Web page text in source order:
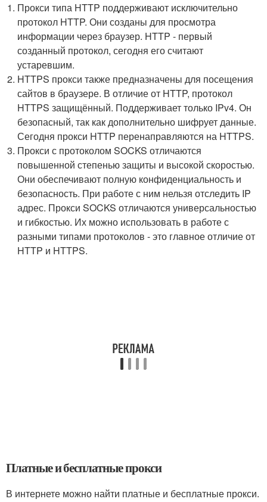
Прокси типа HTTP поддерживают исключительно
протокол HTTP. Они созданы для просмотра
информации через браузер. HTTP - первый
созданный протокол, сегодня его считают
устаревшим.
HTTPS прокси также предназначены для посещения
сайтов в браузере. В отличие от HTTP, протокол
HTTPS защищённый. Поддерживает только IPv4. Он
безопасный, так как дополнительно шифрует данные.
Сегодня прокси HTTP перенаправляются на HTTPS.
Прокси с протоколом SOCKS отличаются
повышенной степенью защиты и высокой скоростью.
Они обеспечивают полную конфиденциальность и
безопасность. При работе с ним нельзя отследить IP
адрес. Прокси SOCKS отличаются универсальностью
и гибкостью. Их можно использовать в работе с
разными типами протоколов - это главное отличие от
HTTP и HTTPS.
Платные и бесплатные прокси
В интернете можно найти платные и бесплатные прокси.